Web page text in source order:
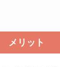
メリット